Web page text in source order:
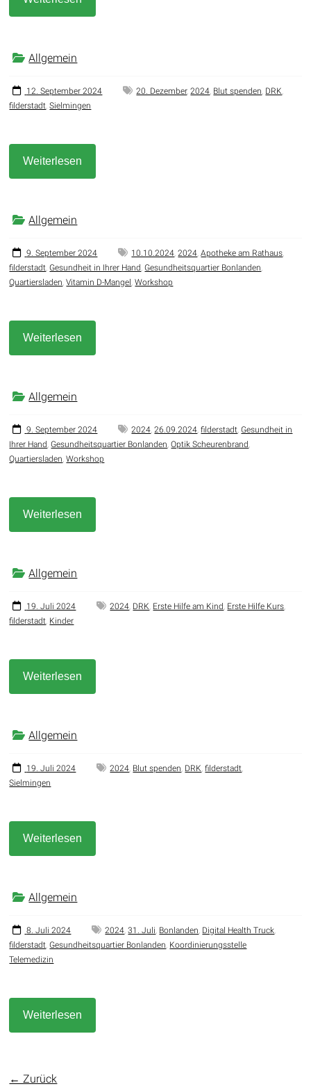
Allgemein
12. September 2024 20. Dezember,2024, Blut spenden, DRK,
filderstadt,Sielmingen
Weiterlesen
Allgemein
9. September 2024 10.10.2024,2024,Apotheke am Rathaus,
filderstadt,Gesundheit in Ihrer Hand ,Gesundheitsquartier Bonlanden,
Quartiersladen,Vitamin D-Mangel ,Workshop
Weiterlesen
Allgemein
9. September 2024 2024,26.09.2024,filderstadt,Gesundheit in
Ihrer Hand ,Gesundheitsquartier Bonlanden,Optik Scheurenbrand ,
Quartiersladen,Workshop
Weiterlesen
Allgemein
19. Juli 2024 2024, DRK, Erste Hilfe am Kind , Erste Hilfe Kurs,
filderstadt, Kinder
Weiterlesen
Allgemein
19. Juli 2024 2024, Blut spenden, DRK,filderstadt,
Sielmingen
Weiterlesen
Allgemein
8. Juli 2024 2024,31. Juli, Bonlanden, Digital Health Truck,
filderstadt,Gesundheitsquartier Bonlanden, Koordinierungsstelle
Telemedizin
Weiterlesen
← Zurück